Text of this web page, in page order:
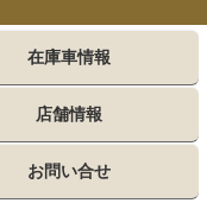
在庫車情報
店舗情報
お問い合せ